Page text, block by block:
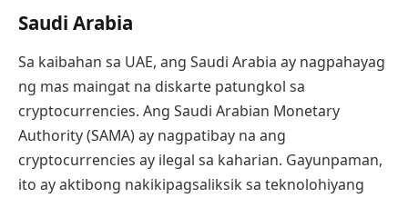
Saudi Arabia
Sa kaibahan sa UAE, ang Saudi Arabia ay nagpahayag
ng mas maingat na diskarte patungkol sa
cryptocurrencies. Ang Saudi Arabian Monetary
Authority (SAMA) ay nagpatibay na ang
cryptocurrencies ay ilegal sa kaharian. Gayunpaman,
ito ay aktibong nakikipagsaliksik sa teknolohiyang